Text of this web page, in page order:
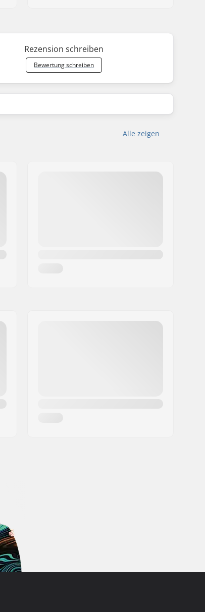
Rezension schreiben
Bewertung schreiben
Alle zeigen